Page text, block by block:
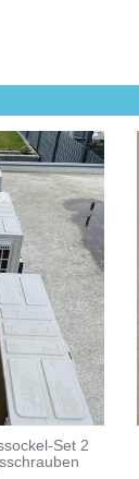
Set 2